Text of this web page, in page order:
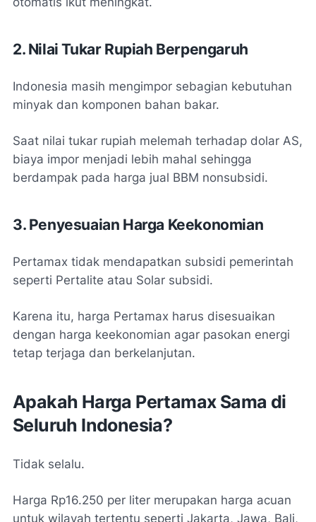
2. Nilai Tukar Rupiah Berpengaruh
Indonesia masih mengimpor sebagian kebutuhan
minyak dan komponen bahan bakar.
Saat nilai tukar rupiah melemah terhadap dolar AS,
biaya impor menjadi lebih mahal sehingga
berdampak pada harga jual BBM nonsubsidi.
3. Penyesuaian Harga Keekonomian
Pertamax tidak mendapatkan subsidi pemerintah
seperti Pertalite atau Solar subsidi.
Karena itu, harga Pertamax harus disesuaikan
dengan harga keekonomian agar pasokan energi
tetap terjaga dan berkelanjutan.
Apakah Harga Pertamax Sama di
Seluruh Indonesia?
Tidak selalu.
Harga Rp16.250 per liter merupakan harga acuan
untuk wilayah tertentu seperti Jakarta, Jawa, Bali,